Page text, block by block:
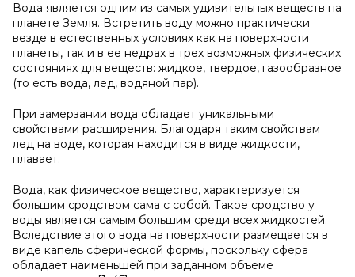
Вода является одним из самых удивительных веществ на
планете Земля. Встретить воду можно практически
везде в естественных условиях как на поверхности
планеты, так и в ее недрах в трех возможных физических
состояниях для веществ: жидкое, твердое, газообразное
(то есть вода, лед, водяной пар).
При замерзании вода обладает уникальными
свойствами расширения. Благодаря таким свойствам
лед на воде, которая находится в виде жидкости,
плавает.
Вода, как физическое вещество, характеризуется
большим сродством сама с собой. Такое сродство у
воды является самым большим среди всех жидкостей.
Вследствие этого вода на поверхности размещается в
виде капель сферической формы, поскольку сфера
обладает наименьшей при заданном объеме